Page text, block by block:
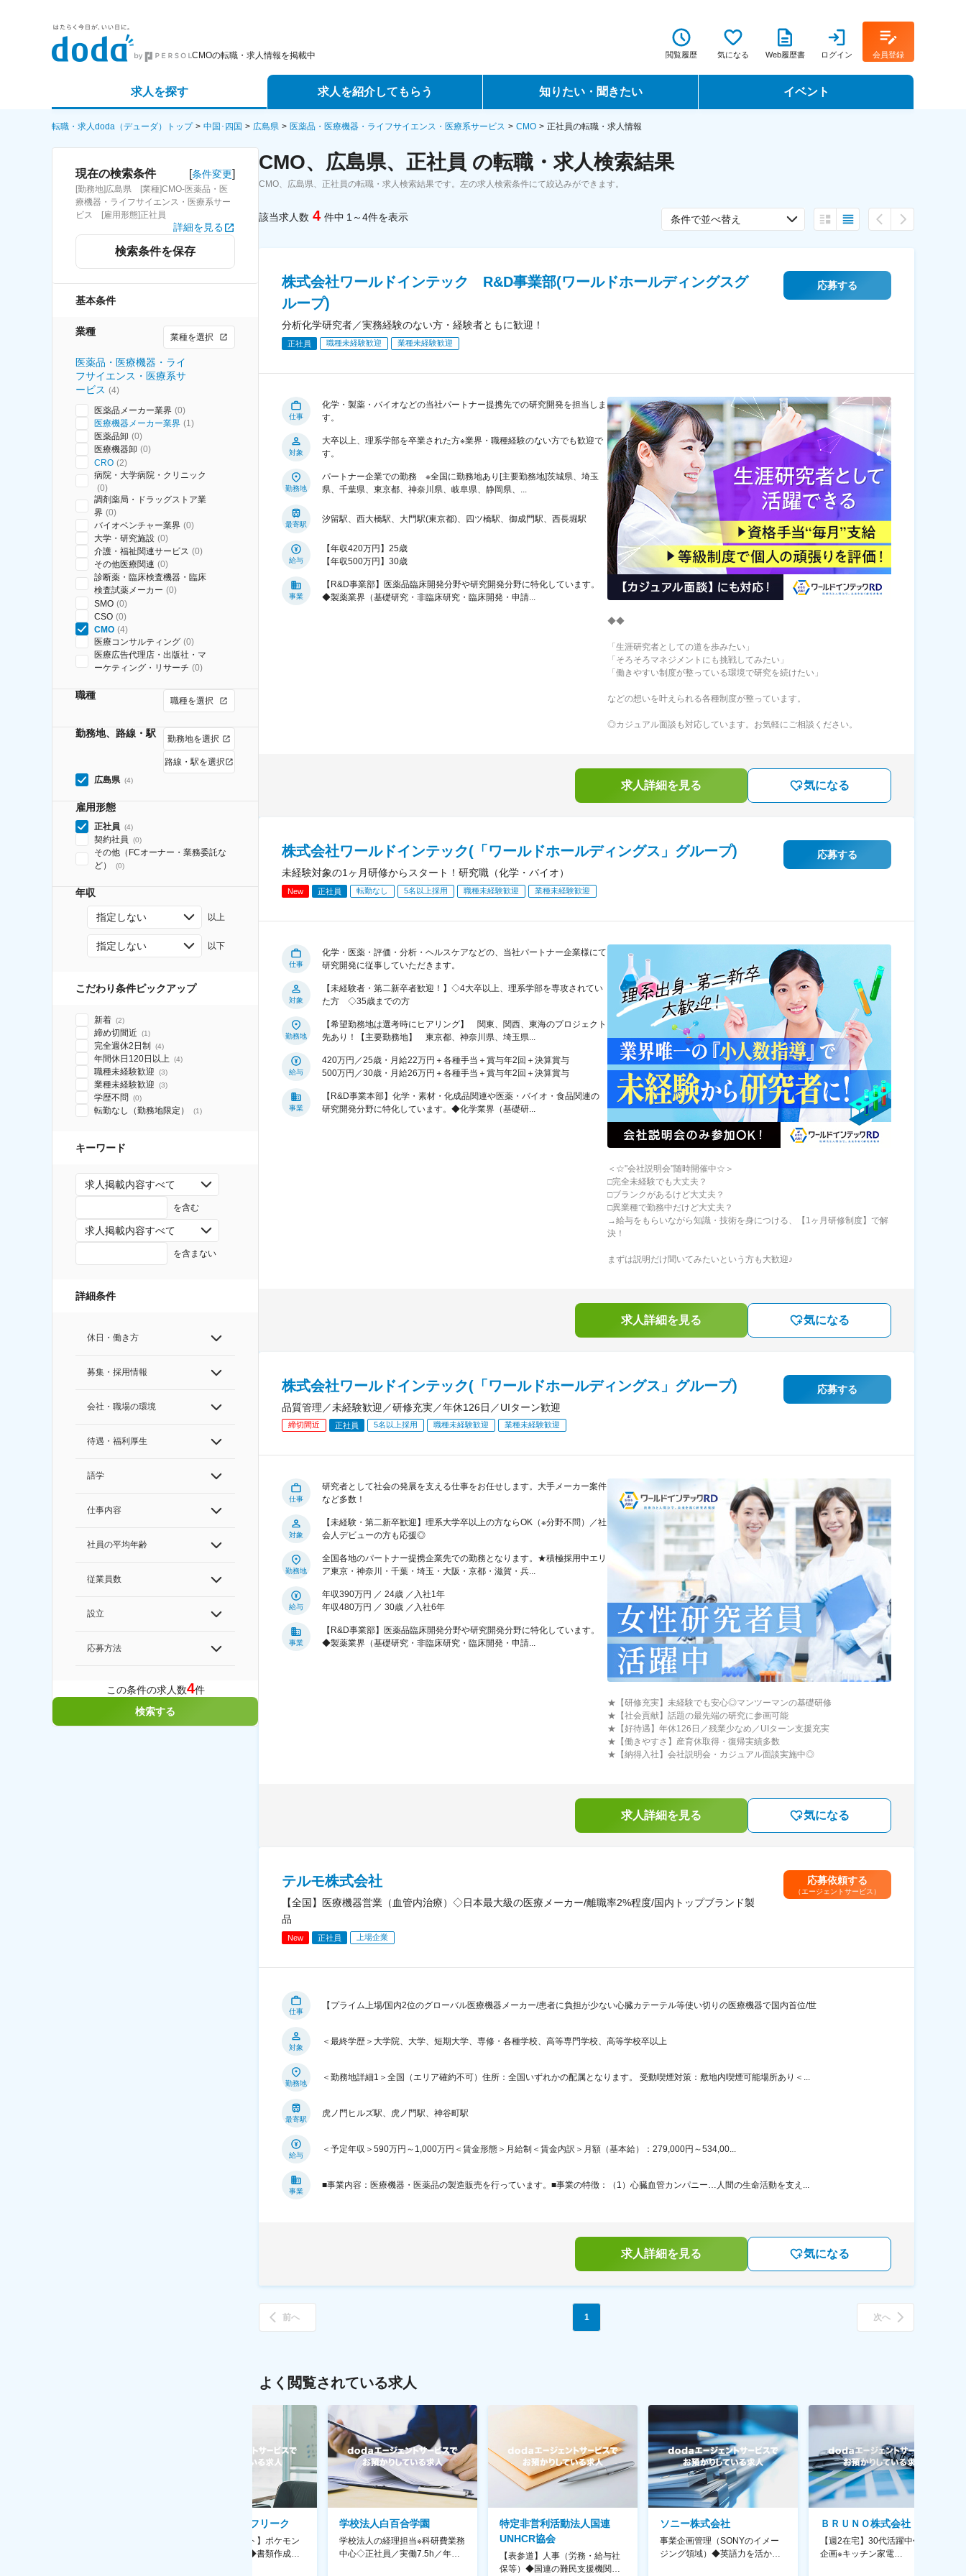
CMOの転職・求人情報を掲載中 閲覧履歴 気になる Web履歴書 ログイン 会員登録
求人を探す
詳細条件から探す
求人特集から探す
求人を紹介してもらう
エージェントサービス
スカウトサービス
知りたい・聞きたい
転職ノウハウ
データで見る転職
イベント
転職・求人doda（デューダ）トップ 中国･四国 広島県 医薬品・医療機器・ライフサイエンス・医療系サービス CMO 正社員の転職・求人情報
現在の検索条件 [条件変更]
[勤務地]広島県 [業種]CMO-医薬品・医
療機器・ライフサイエンス・医療系サー
ビス [雇用形態]正社員
詳細を見る
検索条件を保存
基本条件
業種 業種を選択
医薬品・医療機器・ライ
フサイエンス・医療系サ
ービス (4)
医薬品メーカー業界 (0)
医療機器メーカー業界 (1)
医薬品卸 (0)
医療機器卸 (0)
CRO (2)
病院・大学病院・クリニック
(0)
調剤薬局・ドラッグストア業
界 (0)
バイオベンチャー業界 (0)
大学・研究施設 (0)
介護・福祉関連サービス (0)
その他医療関連 (0)
診断薬・臨床検査機器・臨床
検査試薬メーカー (0)
SMO (0)
CSO (0)
CMO (4)
医療コンサルティング (0)
医療広告代理店・出版社・マ
ーケティング・リサーチ (0)
職種 職種を選択
勤務地、路線・駅 勤務地を選択
路線・駅を選択
広島県 (4)
雇用形態
正社員 (4)
契約社員 (0)
その他（FCオーナー・業務委託な
ど）
(0)
年収
指定しない 以上
指定しない 以下
こだわり条件ピックアップ
新着 (2)
締め切間近 (1)
完全週休2日制 (4)
年間休日120日以上 (4)
職種未経験歓迎 (3)
業種未経験歓迎 (3)
学歴不問 (0)
転勤なし（勤務地限定） (1)
キーワード
求人掲載内容すべて
を含む
求人掲載内容すべて
を含まない
詳細条件
休日・働き方
募集・採用情報
会社・職場の環境
待遇・福利厚生
語学
仕事内容
社員の平均年齢
従業員数
設立
応募方法
この条件の求人数4件
検索する
CMO、広島県、正社員 の転職・求人検索結果
CMO、広島県、正社員の転職・求人検索結果です。左の求人検索条件にて絞込みができます。
該当求人数 4 件中 1～4件を表示 条件で並べ替え
株式会社ワールドインテック R&D事業部(ワールドホールディングスグ
ループ)
分析化学研究者／実務経験のない方・経験者ともに歓迎！
正社員 職種未経験歓迎 業種未経験歓迎
応募する
仕事
化学・製薬・バイオなどの当社パートナー提携先での研究開発を担当しま
す。
対象
大卒以上、理系学部を卒業された方※業界・職種経験のない方でも歓迎で
す。
勤務地
パートナー企業での勤務 ※全国に勤務地あり[主要勤務地]茨城県、埼玉
県、千葉県、東京都、神奈川県、岐阜県、静岡県、...
最寄駅
汐留駅、西大橋駅、大門駅(東京都)、四ツ橋駅、御成門駅、西長堀駅
給与
【年収420万円】25歳
【年収500万円】30歳
事業
【R&D事業部】医薬品臨床開発分野や研究開発分野に特化しています。
◆製薬業界（基礎研究・非臨床研究・臨床開発・申請...
◆◆
「生涯研究者としての道を歩みたい」
「そろそろマネジメントにも挑戦してみたい」
「働きやすい制度が整っている環境で研究を続けたい」
などの想いを叶えられる各種制度が整っています。
◎カジュアル面談も対応しています。お気軽にご相談ください。
求人詳細を見る 気になる
株式会社ワールドインテック(「ワールドホールディングス」グループ)
未経験対象の1ヶ月研修からスタート！研究職（化学・バイオ）
New 正社員 転勤なし 5名以上採用 職種未経験歓迎 業種未経験歓迎
応募する
仕事
化学・医薬・評価・分析・ヘルスケアなどの、当社パートナー企業様にて
研究開発に従事していただきます。
対象
【未経験者・第二新卒者歓迎！】◇4大卒以上、理系学部を専攻されてい
た方 ◇35歳までの方
勤務地
【希望勤務地は選考時にヒアリング】 関東、関西、東海のプロジェクト
先あり！【主要勤務地】 東京都、神奈川県、埼玉県...
給与
420万円／25歳・月給22万円＋各種手当＋賞与年2回＋決算賞与
500万円／30歳・月給26万円＋各種手当＋賞与年2回＋決算賞与
事業
【R&D事業本部】化学・素材・化成品関連や医薬・バイオ・食品関連の
研究開発分野に特化しています。◆化学業界（基礎研...
＜☆"会社説明会"随時開催中☆＞
□完全未経験でも大丈夫？
□ブランクがあるけど大丈夫？
□異業種で勤務中だけど大丈夫？
→給与をもらいながら知識・技術を身につける、【1ヶ月研修制度】で解
決！
まずは説明だけ聞いてみたいという方も大歓迎♪
求人詳細を見る 気になる
株式会社ワールドインテック(「ワールドホールディングス」グループ)
品質管理／未経験歓迎／研修充実／年休126日／UIターン歓迎
締切間近 正社員 5名以上採用 職種未経験歓迎 業種未経験歓迎
応募する
仕事
研究者として社会の発展を支える仕事をお任せします。大手メーカー案件
など多数！
対象
【未経験・第二新卒歓迎】理系大学卒以上の方ならOK（※分野不問）／社
会人デビューの方も応援◎
勤務地
全国各地のパートナー提携企業先での勤務となります。★積極採用中エリ
ア東京・神奈川・千葉・埼玉・大阪・京都・滋賀・兵...
給与
年収390万円 ／ 24歳 ／入社1年
年収480万円 ／ 30歳 ／入社6年
事業
【R&D事業部】医薬品臨床開発分野や研究開発分野に特化しています。
◆製薬業界（基礎研究・非臨床研究・臨床開発・申請...
★【研修充実】未経験でも安心◎マンツーマンの基礎研修
★【社会貢献】話題の最先端の研究に参画可能
★【好待遇】年休126日／残業少なめ／UIターン支援充実
★【働きやすさ】産育休取得・復帰実績多数
★【納得入社】会社説明会・カジュアル面談実施中◎
求人詳細を見る 気になる
テルモ株式会社
【全国】医療機器営業（血管内治療）◇日本最大級の医療メーカー/離職率2%程度/国内トップブランド製
品
New 正社員 上場企業
応募依頼する
（エージェントサービス）
仕事
【プライム上場/国内2位のグローバル医療機器メーカー/患者に負担が少ない心臓カテーテル等使い切りの医療機器で国内首位/世
対象
＜最終学歴＞大学院、大学、短期大学、専修・各種学校、高等専門学校、高等学校卒以上
勤務地
＜勤務地詳細1＞全国（エリア確約不可）住所：全国いずれかの配属となります。 受動喫煙対策：敷地内喫煙可能場所あり＜...
最寄駅
虎ノ門ヒルズ駅、虎ノ門駅、神谷町駅
給与
＜予定年収＞590万円～1,000万円＜賃金形態＞月給制＜賃金内訳＞月額（基本給）：279,000円～534,00...
事業
■事業内容：医療機器・医薬品の製造販売を行っています。■事業の特徴：（1）心臓血管カンパニー…人間の生命活動を支え...
求人詳細を見る 気になる
前へ 1 次へ
よく閲覧されている求人
株式会社ゲームフリーク
【庶務アシスタント】ポケモン
シリーズ開発企業◆書類作成・
学校法人白百合学園
学校法人の経理担当※科研費業務
中心◇正社員／実働7.5h／年休
特定非営利活動法人国連
UNHCR協会
【表参道】人事（労務・給与社
保等）◆国連の難民支援機関の
ソニー株式会社
事業企画管理（SONYのイメー
ジング領域）◆英語力を活か
ＢＲＵＮＯ株式会社
【週2在宅】30代活躍中◆商品
企画※キッチン家電